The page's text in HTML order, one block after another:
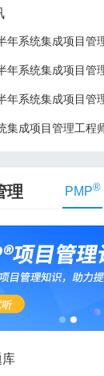
集成项目管理工程
理 PMP®
库